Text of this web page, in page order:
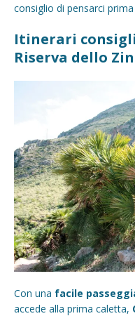
consiglio di pensarci
Itinerari
Riserva dello
Con una facile
accede alla prima caletta,